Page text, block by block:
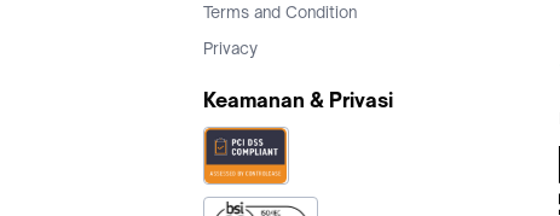
Terms and Condition
Privacy
Keamanan & Privasi